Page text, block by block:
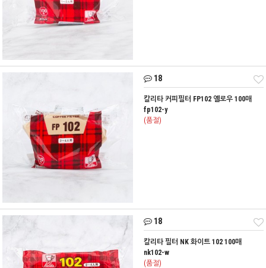
18
칼리타 커피필터 FP102 옐로우 100매
fp102-y
(품절)
18
칼리타 필터 NK 화이트 102 100매
nk102-w
(품절)